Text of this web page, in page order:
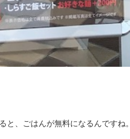
と、ごはんが無料になるんですね。